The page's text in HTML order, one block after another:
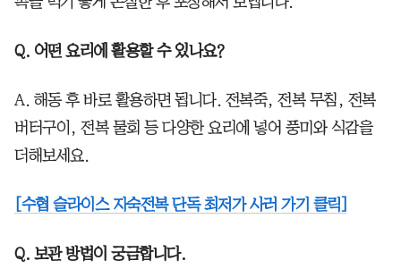
Q. 어떤 요리에 활용할 수 있나요?
A. 해동 후 바로 활용하면 됩니다. 전복죽, 전복 무침, 전복
버터구이, 전복 물회 등 다양한 요리에 넣어 풍미와 식감을
더해보세요.
[수협 슬라이스 자숙전복 단독 최저가 사러 가기 클릭]
Q. 보관 방법이 궁금합니다.